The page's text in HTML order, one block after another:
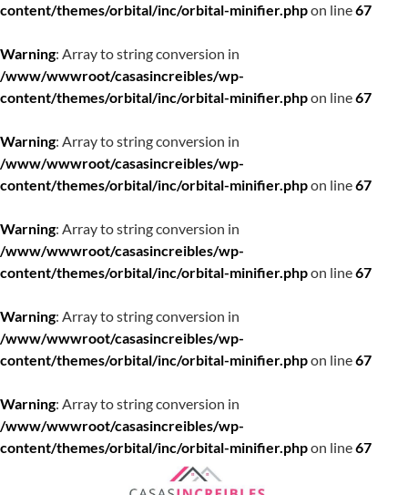
content/themes/orbital/inc/orbital-minifier.phpon line67
Warning: Array to string conversion in
/www/wwwroot/casasincreibles/wp-
content/themes/orbital/inc/orbital-minifier.phpon line67
Warning: Array to string conversion in
/www/wwwroot/casasincreibles/wp-
content/themes/orbital/inc/orbital-minifier.phpon line67
Warning: Array to string conversion in
/www/wwwroot/casasincreibles/wp-
content/themes/orbital/inc/orbital-minifier.phpon line67
Warning: Array to string conversion in
/www/wwwroot/casasincreibles/wp-
content/themes/orbital/inc/orbital-minifier.phpon line67
Warning: Array to string conversion in
/www/wwwroot/casasincreibles/wp-
content/themes/orbital/inc/orbital-minifier.phpon line67